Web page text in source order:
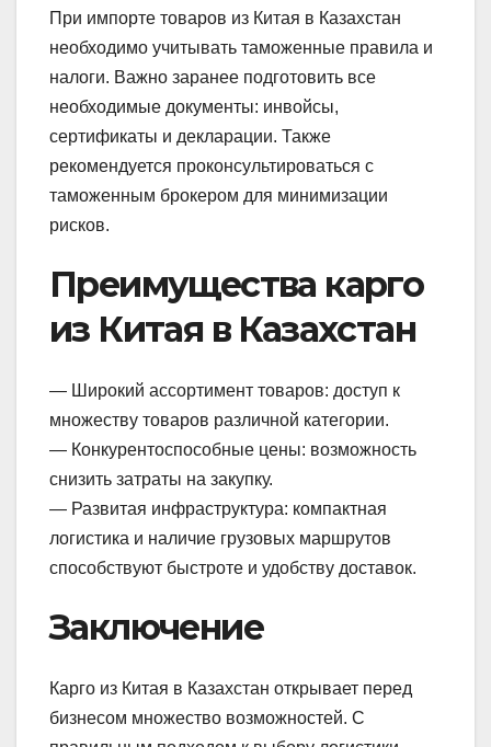
При импорте товаров из Китая в Казахстан
необходимо учитывать таможенные правила и
налоги. Важно заранее подготовить все
необходимые документы: инвойсы,
сертификаты и декларации. Также
рекомендуется проконсультироваться с
таможенным брокером для минимизации
рисков.
Преимущества карго
из Китая в Казахстан
— Широкий ассортимент товаров: доступ к
множеству товаров различной категории.
— Конкурентоспособные цены: возможность
снизить затраты на закупку.
— Развитая инфраструктура: компактная
логистика и наличие грузовых маршрутов
способствуют быстроте и удобству доставок.
Заключение
Карго из Китая в Казахстан открывает перед
бизнесом множество возможностей. С